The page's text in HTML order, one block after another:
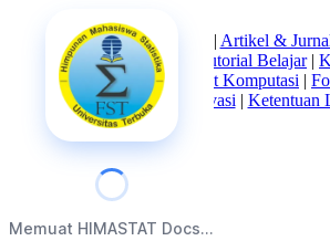
Memuat HIMASTAT Docs...
Beranda|Tentang Kami | Artikel &
Mata Kuliah Statistika
Tutorial Belajar|
Struktur Himpunan Alat Komputasi |
Kebijakan Privasi | Ketentuan
index